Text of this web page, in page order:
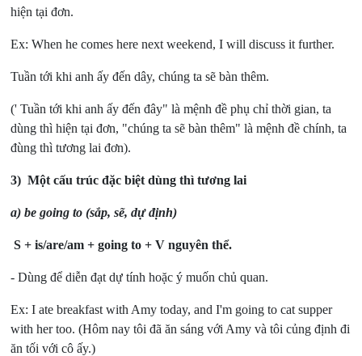
hiện tại đơn.
Ex: When he comes here next weekend, I will discuss it further.
Tuần tới khi anh ấy đến dây, chúng ta sẽ bàn thêm.
(' Tuần tới khi anh ấy đến đây" là mệnh đề phụ chỉ thời gian, ta
dùng thì hiện tại đơn, "chúng ta sẽ bàn thêm" là mệnh đề chính, ta
đùng thì tương lai đơn).
3) Một cấu trúc đặc biệt dùng thì tương lai
a)be going to (sắp, sẽ, dự định)
S + is/are/am + going to + V nguyên thể.
- Dùng để diễn đạt dự tính hoặc ý muốn chủ quan.
Ex: I ate breakfast with Amy today, and I'm going to cat supper
with her too. (Hôm nay tôi đã ăn sáng với Amy và tôi củng định đi
ăn tối với cô ấy.)